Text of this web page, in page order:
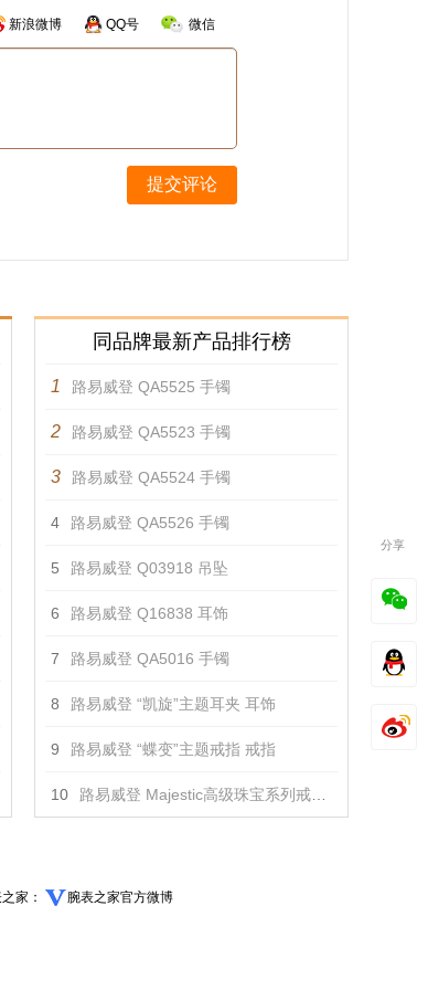
新浪微博 QQ号 微信
提交评论
同品牌最新产品排行榜
1 路易威登 QA5525 手镯
2 路易威登 QA5523 手镯
3 路易威登 QA5524 手镯
4 路易威登 QA5526 手镯
5 路易威登 Q03918 吊坠
6 路易威登 Q16838 耳饰
7 路易威登 QA5016 手镯
8 路易威登 “凯旋”主题耳夹 耳饰
9 路易威登 “蝶变”主题戒指 戒指
10 路易威登 Majestic高级珠宝系列戒指 戒指
家： 腕表之家官方微博
分享